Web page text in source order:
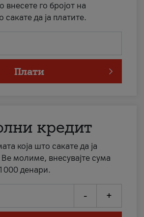
внесете го бројот на
сакате да ја платите.
Плати
кредит
која што сакате да ја
молиме, внесувајте сума
денари.
- +